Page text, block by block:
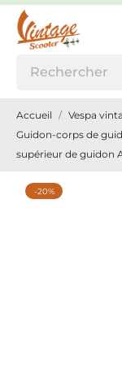
Accueil Vespa
Guidon-corps de
supérieur de guidon
-20%